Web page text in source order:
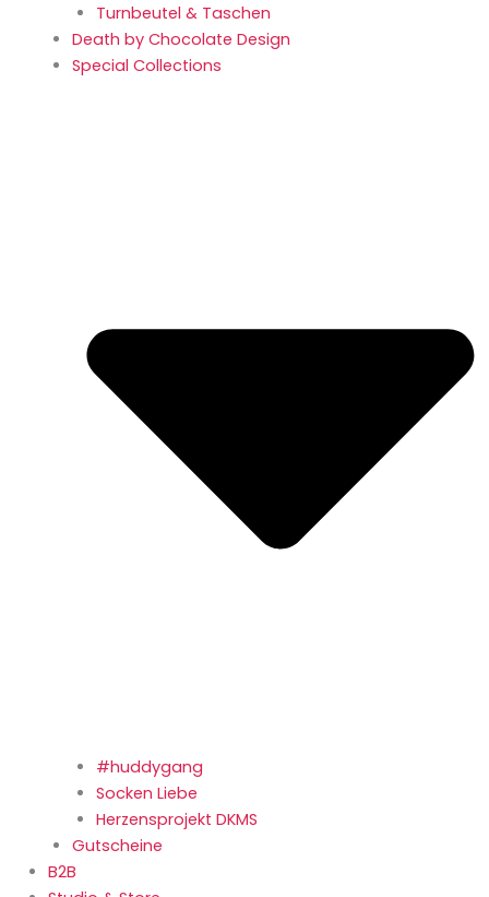
Turnbeutel & Taschen
Death by Chocolate Design
Special Collections
#huddygang
Socken Liebe
Herzensprojekt DKMS
Gutscheine
B2B